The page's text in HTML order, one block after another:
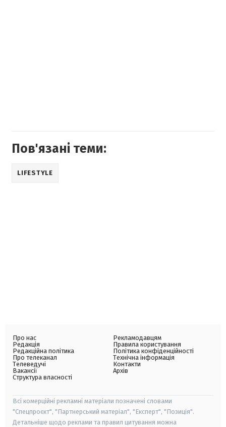
Пов'язані теми:
LIFESTYLE
Про нас
Редакція
Редакційна політика
Про телеканал
Телеведучі
Вакансії
Структура власності
Рекламодавцям
Правила користування
Політика конфіденційності
Технічна інформація
Контакти
Архів
Всі комерційні рекламні матеріали позначені словами
"Спецпроєкт", "Партнерський матеріал", "Експерт", "Позиція".
Детальніше щодо реклами та правил цитування можна